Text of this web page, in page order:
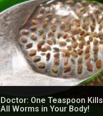
Doctor: One Teaspoon Kills
All Worms in Your Body!